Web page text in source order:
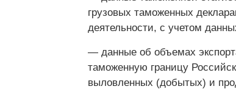
грузовых таможенных
деятельности, с учетом
— данные об объемах
таможенную границу
выловленных (добытых) и